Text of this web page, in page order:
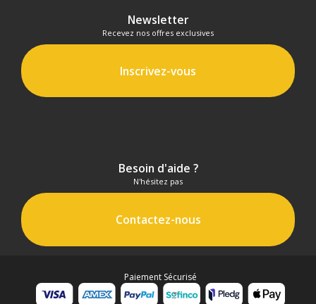
Newsletter
Recevez nos offres exclusives
Inscrivez-vous
Besoin d'aide ?
N'hésitez pas
Contactez-nous
Paiement Sécurisé